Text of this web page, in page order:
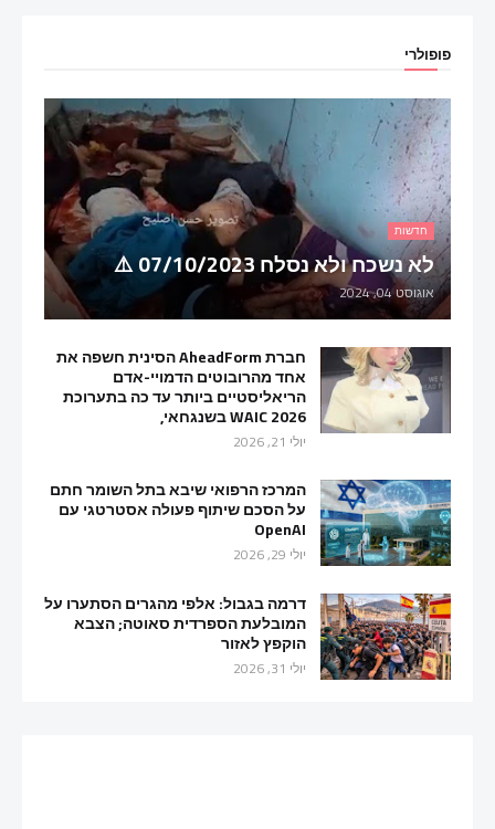
פופולרי
חדשות
לא נשכח ולא נסלח 07/10/2023 ⚠️
אוגוסט 04, 2024
חברת AheadForm הסינית חשפה את
אחד מהרובוטים הדמויי-אדם
הריאליסטיים ביותר עד כה בתערוכת
WAIC 2026 בשנגחאי,
יולי 21, 2026
המרכז הרפואי שיבא בתל השומר חתם
על הסכם שיתוף פעולה אסטרטגי עם
OpenAI
יולי 29, 2026
דרמה בגבול: אלפי מהגרים הסתערו על
המובלעת הספרדית סאוטה; הצבא
הוקפץ לאזור
יולי 31, 2026